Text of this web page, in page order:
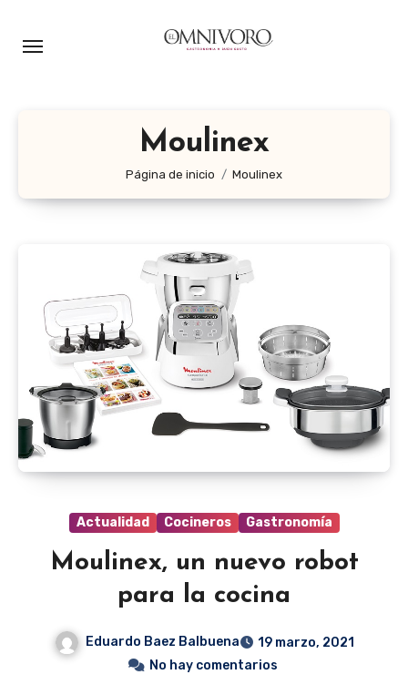
Moulinex
Página de inicio Moulinex
Actualidad Cocineros Gastronomía
Moulinex, un nuevo robot
para la cocina
Eduardo Baez Balbuena
19 marzo, 2021
No hay comentarios